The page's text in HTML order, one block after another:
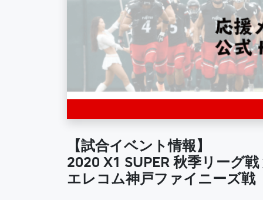
【試合イベント情報】
2020 X1 SUPER 秋季リーグ戦
エレコム神戸ファイニーズ戦